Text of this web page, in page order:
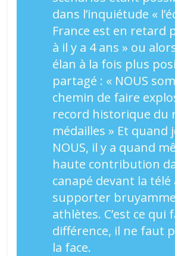
dans l’inquiétude «
France est en retard
à il y a 4 ans » ou
élan à la fois plus
partagé : « NOUS
chemin de faire
record historique du
médailles » Et quand
NOUS, il y a quand
haute contribution
canapé devant la télé
supporter
athlètes. C’est ce qui
différence, il ne faut
la face.